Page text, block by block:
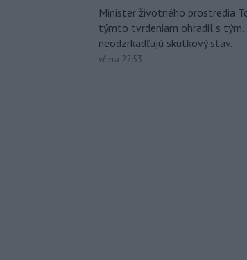
Minister životného prostredia
týmto tvrdeniam ohradil s tým,
neodzrkadľujú skutkový stav.
včera 22:53